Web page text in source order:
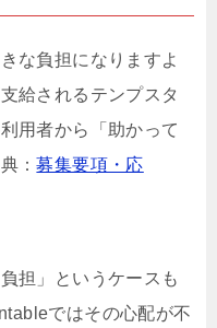
な負担になりますよ
給されるテンプスタ
用者から「助かって
：募集要項・応
担」というケースも
ではその心配が不